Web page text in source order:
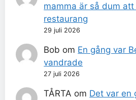
mamma är så dum
restaurang
29 juli 2026
Bob om En gång var
vandrade
27 juli 2026
TÅRTA om Det var en